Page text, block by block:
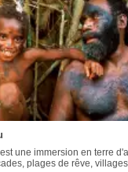
une immersion en terre
plages de rêve,